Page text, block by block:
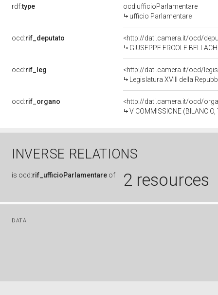
rdf:type
ocd:ufficioParlamentare
ufficio Parlamentare
ocd:rif_deputato
<http://dati.camera.it/ocd/
GIUSEPPE ERCOLE
ocd:rif_leg
<http://dati.camera.it/ocd/
Legislatura XVIII della
ocd:rif_organo
<http://dati.camera.it/ocd/
V COMMISSIONE
INVERSE RELATIONS
is ocd:rif_ufficioParlamentare of 2 resources
DATA